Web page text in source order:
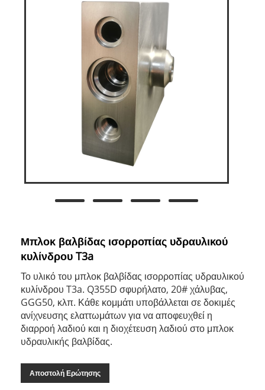
Μπλοκ βαλβίδας ισορροπίας υδραυλικού
κυλίνδρου T3a
Το υλικό του μπλοκ βαλβίδας ισορροπίας υδραυλικού
κυλίνδρου T3a. Q355D σφυρήλατο, 20# χάλυβας,
GGG50, κλπ. Κάθε κομμάτι υποβάλλεται σε δοκιμές
ανίχνευσης ελαττωμάτων για να αποφευχθεί η
διαρροή λαδιού και η διοχέτευση λαδιού στο μπλοκ
υδραυλικής βαλβίδας.
Αποστολή Ερώτησης